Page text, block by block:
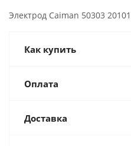
Электрод Caiman 50303
Как купить
Оплата
Доставка